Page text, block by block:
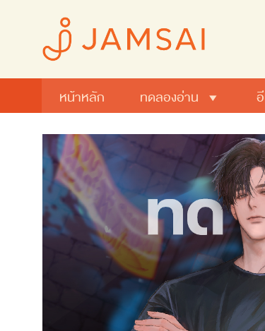
หน้าหลัก ทดลองอ่าน